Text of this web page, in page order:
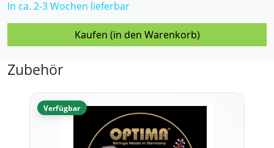
In ca. 2-3 Wochen lieferbar
Kaufen (in den Warenkorb)
Zubehör
Verfügbar